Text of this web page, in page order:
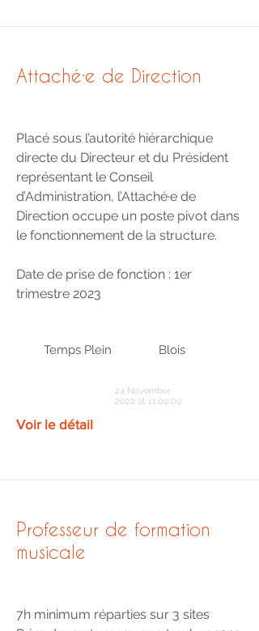
Attaché·e de Direction
Placé sous l’autorité hiérarchique
directe du Directeur et du Président
représentant le Conseil
d’Administration, l’Attaché·e de
Direction occupe un poste pivot dans
le fonctionnement de la structure.
Date de prise de fonction : 1er
trimestre 2023
Temps Plein Blois
24 November
2022 at 11:00:00
Voir le détail
Professeur de formation
musicale
7h minimum réparties sur 3 sites